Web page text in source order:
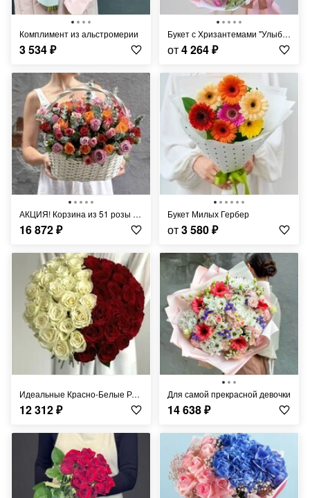
Комплимент из альстромерии
3 534₽
Букет с Хризантемами "Улыбка Ангела"
от4 264₽
АКЦИЯ! Корзина из 51 розы микс
16 872₽
Букет Милых Гербер
от3 580₽
Идеальные Красно-Белые Розы
12 312₽
Для самой прекрасной девочки
14 638₽